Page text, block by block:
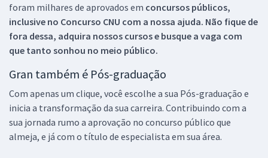
foram milhares de aprovados em concursos públicos,
inclusive no Concurso CNU com a nossa ajuda. Não fique de
fora dessa, adquira nossos cursos e busque a vaga com
que tanto sonhou no meio público.
Gran também é Pós-graduação
Com apenas um clique, você escolhe a sua Pós-graduação e
inicia a transformação da sua carreira. Contribuindo com a
sua jornada rumo a aprovação no concurso público que
almeja, e já com o título de especialista em sua área.